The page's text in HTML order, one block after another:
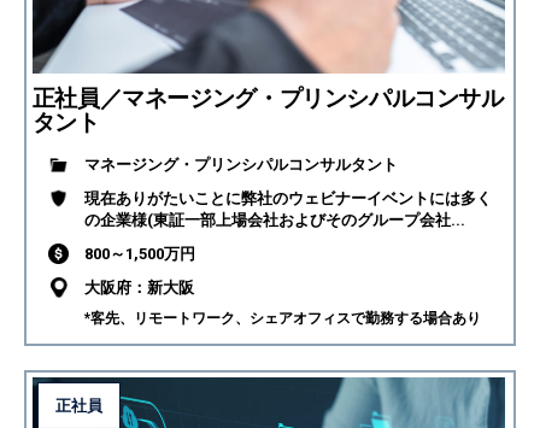
正社員／マネージング・プリンシパルコンサル
タント
マネージング・プリンシパルコンサルタント
現在ありがたいことに弊社のウェビナーイベントには多く
の企業様(東証一部上場会社およびそのグループ会社...
800～1,500万円
大阪府：新大阪
*客先、リモートワーク、シェアオフィスで勤務する場合あり
正社員